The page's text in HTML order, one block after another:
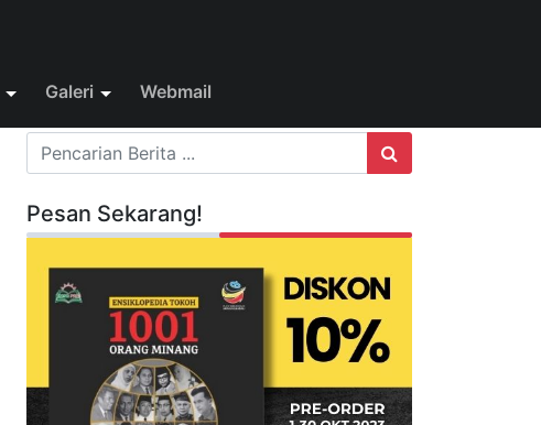
Galeri Webmail
Pesan Sekarang!